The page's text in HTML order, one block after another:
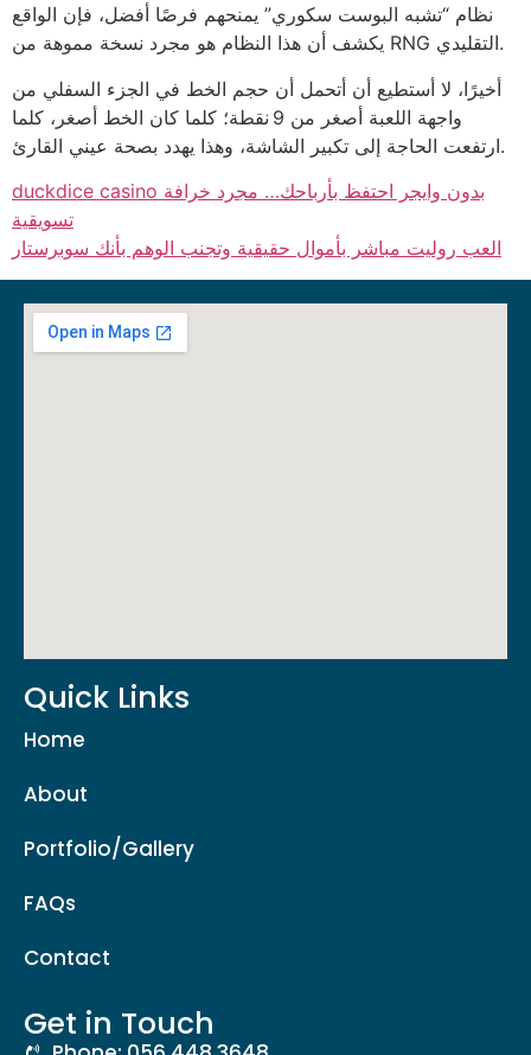
نظام “تشبه البوست سكوري” يمنحهم فرصًا أفضل، فإن الواقع
يكشف أن هذا النظام هو مجرد نسخة مموهة من RNG التقليدي.
أخيرًا، لا أستطيع أن أتحمل أن حجم الخط في الجزء السفلي من
واجهة اللعبة أصغر من 9 نقطة؛ كلما كان الخط أصغر، كلما
ارتفعت الحاجة إلى تكبير الشاشة، وهذا يهدد بصحة عيني القارئ.
duckdice casino بدون وايجر احتفظ بأرباحك… مجرد خرافة
تسويقية
العب روليت مباشر بأموال حقيقية وتجنب الوهم بأنك سوبرستار
Quick Links
Home
About
Portfolio/Gallery
FAQs
Contact
Get in Touch